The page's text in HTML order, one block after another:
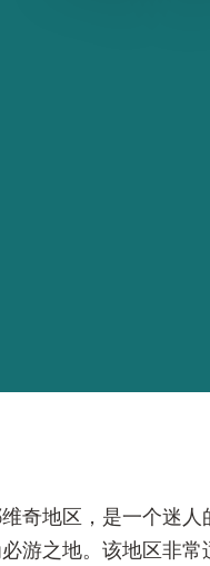
奇地区，是一个迷
游之地。该地区非